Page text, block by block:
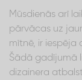
Mūsdienās arī
pārvācas uz
mītnē, ir iespēja
Šādā gadījumā
dizainera